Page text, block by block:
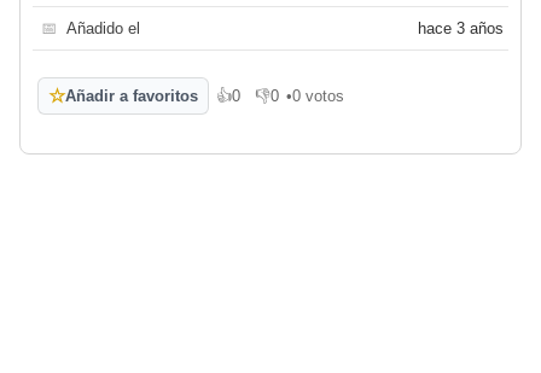
📅 Añadido el hace 3 años
☆Añadir a favoritos 👍0
Me gusta
👎0
No me gusta
•0 votos